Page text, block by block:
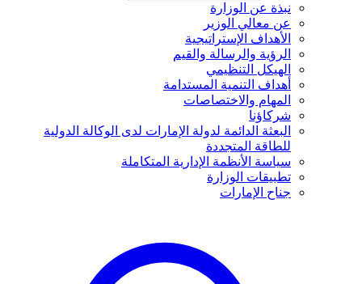
نبذة عن الوزارة
عن معالي الوزير
الأهداف الإستراتيجية
الرؤية والرسالة والقيم
الهيكل التنظيمي
أهداف التنمية المستدامة
المهام والاختصاصات
شركاؤنا
البعثة الدائمة لدولة الإمارات لدى الوكالة الدولية
للطاقة المتجددة
سياسة الأنظمة الإدارية المتكاملة
تطبيقات الوزارة
جناح الإمارات